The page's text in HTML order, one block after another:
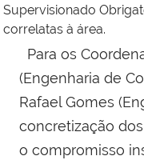
Supervisionado
correlatas à área.
Para os
(Engenharia de
Rafael Gomes
concretização
o compromisso